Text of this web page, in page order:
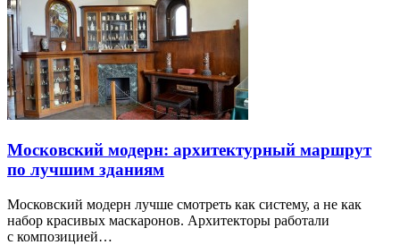
Московский модерн: архитектурный маршрут
по лучшим зданиям
Московский модерн лучше смотреть как систему, а не как
набор красивых маскаронов. Архитекторы работали
с композицией…